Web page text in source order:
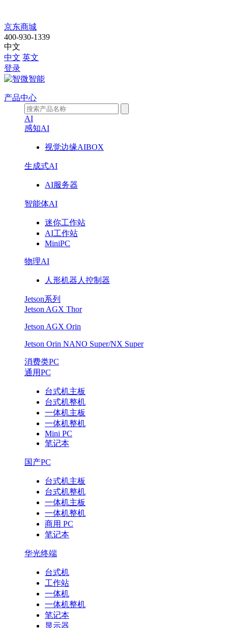
TDS-
P121
京东商城
400-930-1339
中文
中文 英文
登录
产品中心
AI
感知AI
视觉边缘AIBOX
生成式AI
AI服务器
智能体AI
迷你工作站
AI工作站
MiniPC
物理AI
人形机器人控制器
Jetson系列
Jetson AGX Thor
Jetson AGX Orin
Jetson Orin NANO Super/NX Super
消费类PC
通用PC
台式机主板
台式机整机
一体机主板
一体机整机
Mini PC
笔记本
国产PC
台式机主板
台式机整机
一体机主板
一体机整机
商用 PC
笔记本
华光终端
台式机
工作站
一体机
一体机整机
笔记本
显示器